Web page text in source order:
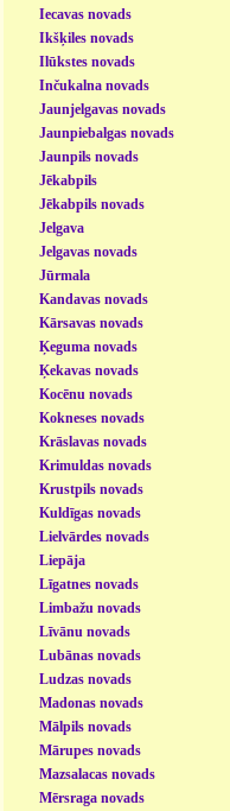
Iecavas novads
Ikšķiles novads
Ilūkstes novads
Inčukalna novads
Jaunjelgavas novads
Jaunpiebalgas novads
Jaunpils novads
Jēkabpils
Jēkabpils novads
Jelgava
Jelgavas novads
Jūrmala
Kandavas novads
Kārsavas novads
Ķeguma novads
Ķekavas novads
Kocēnu novads
Kokneses novads
Krāslavas novads
Krimuldas novads
Krustpils novads
Kuldīgas novads
Lielvārdes novads
Liepāja
Līgatnes novads
Limbažu novads
Līvānu novads
Lubānas novads
Ludzas novads
Madonas novads
Mālpils novads
Mārupes novads
Mazsalacas novads
Mērsraga novads